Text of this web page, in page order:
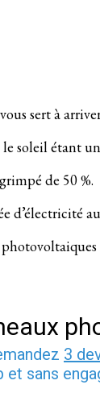
sert à
soleil étant
de 50 %.
3
et sans